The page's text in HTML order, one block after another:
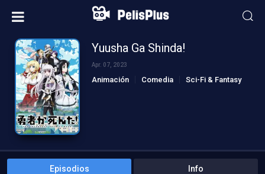
Yuusha Ga Shinda!
Apr. 07, 2023
Animación Comedia Sci-Fi & Fantasy
Episodios Info